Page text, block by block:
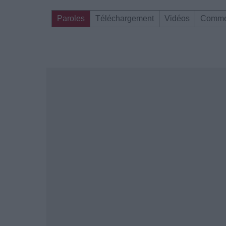
Paroles Téléchargement Vidéos